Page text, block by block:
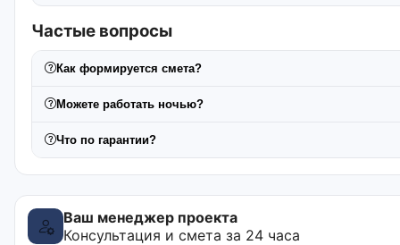
Частые вопросы
Как формируется смета?
Можете работать ночью?
Что по гарантии?
Ваш менеджер проекта
Консультация и смета за 24 часа